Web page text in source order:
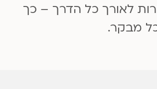
לאורך כל הדרך – כך
מבקר.